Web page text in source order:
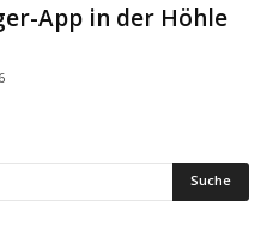
App in der Höhle